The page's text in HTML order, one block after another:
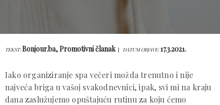
TEKST:Bonjour.ba, Promotivni članak DATUM OBJAVE: 17.3.2021.
Iako organiziranje spa večeri možda trenutno i nije
najveća briga u vašoj svakodnevnici, ipak, svi mi na kraju
dana zaslužujemo opuštajuću rutinu za koju ćemo